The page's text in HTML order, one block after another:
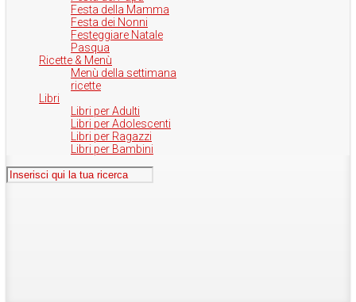
Festa della Mamma
Festa dei Nonni
Festeggiare Natale
Pasqua
Ricette & Menù
Menù della settimana
ricette
Libri
Libri per Adulti
Libri per Adolescenti
Libri per Ragazzi
Libri per Bambini